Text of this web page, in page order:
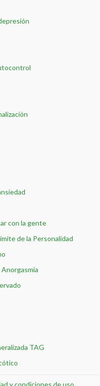
con la gente
de la Personalidad
TAG
y condiciones de uso